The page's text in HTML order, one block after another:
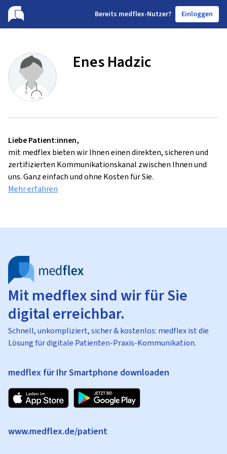
Bereits medflex-Nutzer? Einloggen
Enes Hadzic
Liebe Patient:innen,
mit medflex bieten wir Ihnen einen direkten, sicheren und
zertifizierten Kommunikationskanal zwischen Ihnen und
uns. Ganz einfach und ohne Kosten für Sie.
Mehr erfahren
Mit medflex sind wir für Sie
digital erreichbar.
Schnell, unkompliziert, sicher & kostenlos: medflex ist die
Lösung für digitale Patienten-Praxis-Kommunikation.
medflex für Ihr Smartphone downloaden
www.medflex.de/patient